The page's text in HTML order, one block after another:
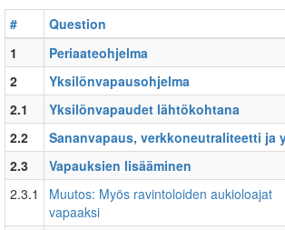
#
Question
1
Periaateohjelma
2
Yksilönvapausohjelma
2.1
Yksilönvapaudet lähtökohtana
2.2
Sananvapaus, verkkoneutraliteetti ja
2.3
Vapauksien lisääminen
2.3.1
Muutos: Myös ravintoloiden aukioloajat
vapaaksi